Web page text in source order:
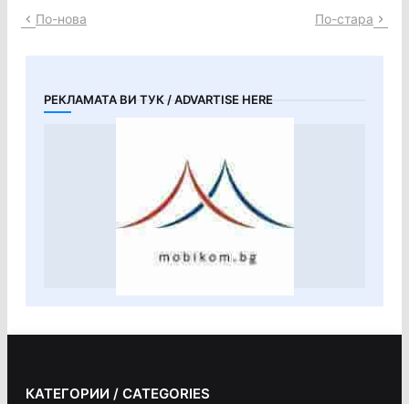
По-нова По-стара
РЕКЛАМАТА ВИ ТУК / ADVARTISE HERE
КАТЕГОРИИ / CATEGORIES